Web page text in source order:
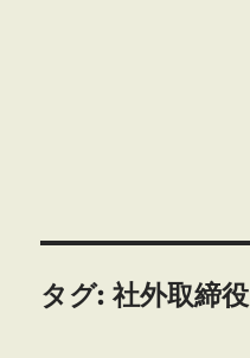
タグ:社外取締役